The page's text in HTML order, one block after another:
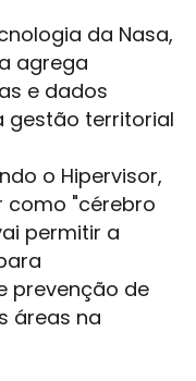
da Nasa,
agrega
e dados
gestão territorial
o Hipervisor,
"cérebro
permitir a
prevenção de
áreas na